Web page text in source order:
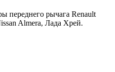
переднего рычага Renault
Almera, Лада Хрей.